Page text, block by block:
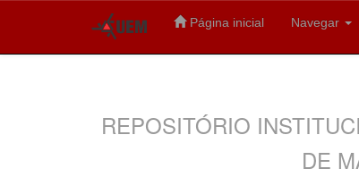
Página inicial Navegar
REPOSITÓRIO
DE